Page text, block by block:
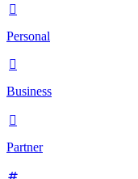

Personal

Business

Partner